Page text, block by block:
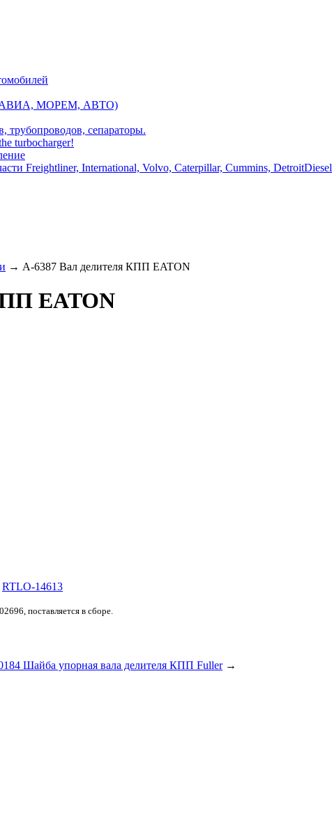
(АВИА, МОРЕМ, АВТО)
трубопроводов, сепараторы.
turbocharger!
Freightliner, International, Volvo, Caterpillar, Cummins, DetroitDiesel
→ A-6387 Вал делителя КПП EATON
EATON
RTLO-14613
поставляется в сборе.
Шайба упорная вала делителя КПП Fuller→